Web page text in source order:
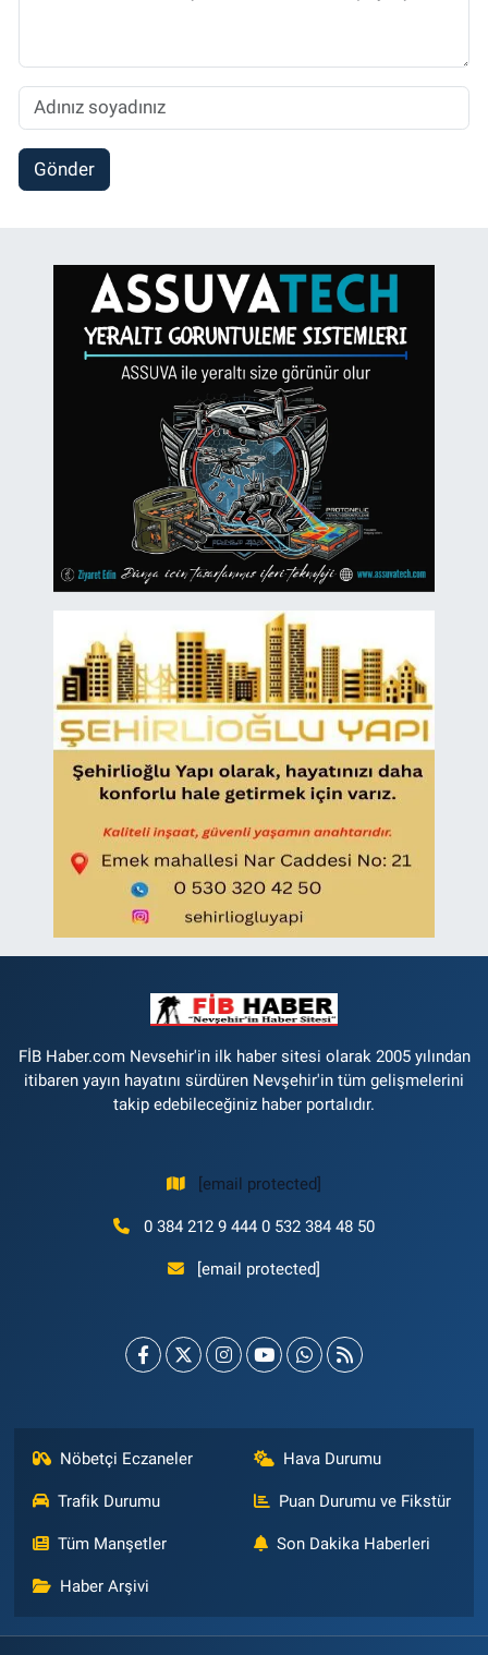
Gönder
FİB Haber.com Nevsehir'in ilk haber sitesi olarak 2005 yılından
itibaren yayın hayatını sürdüren Nevşehir'in tüm gelişmelerini
takip edebileceğiniz haber portalıdır.
[email protected]
0 384 212 9 444 0 532 384 48 50
[email protected]
Nöbetçi Eczaneler Hava Durumu
Trafik Durumu Puan Durumu ve Fikstür
Tüm Manşetler Son Dakika Haberleri
Haber Arşivi